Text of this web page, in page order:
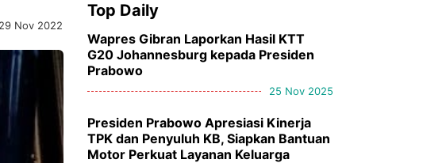
Nov 2022
Top Daily
Wapres Gibran Laporkan Hasil KTT
G20 Johannesburg kepada Presiden
Prabowo
25 Nov 2025
Presiden Prabowo Apresiasi Kinerja
TPK dan Penyuluh KB, Siapkan Bantuan
Motor Perkuat Layanan Keluarga